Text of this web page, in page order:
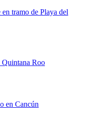
tramo de Playa del
Quintana Roo
en Cancún